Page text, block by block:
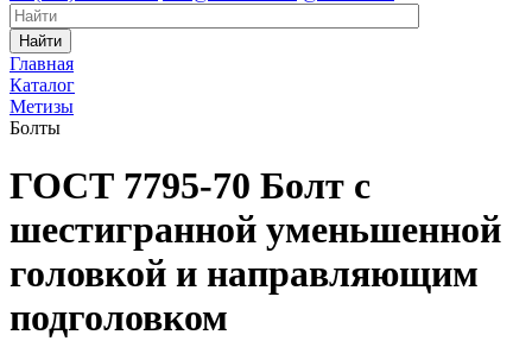
Найти
Главная
Каталог
Метизы
Болты
ГОСТ 7795-70 Болт с
шестигранной уменьшенной
головкой и направляющим
подголовком